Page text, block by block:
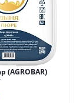
(AGROBAR)